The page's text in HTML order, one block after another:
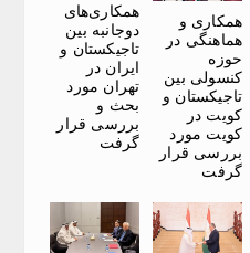
همکاری و
هماهنگی در
حوزه
کنسولی بین
تاجیکستان و
کویت در
کویت مورد
بررسی قرار
گرفت
همکاری‌های
دوجانبه بین
تاجیکستان و
ایران در
تهران مورد
بحث و
بررسی قرار
گرفت